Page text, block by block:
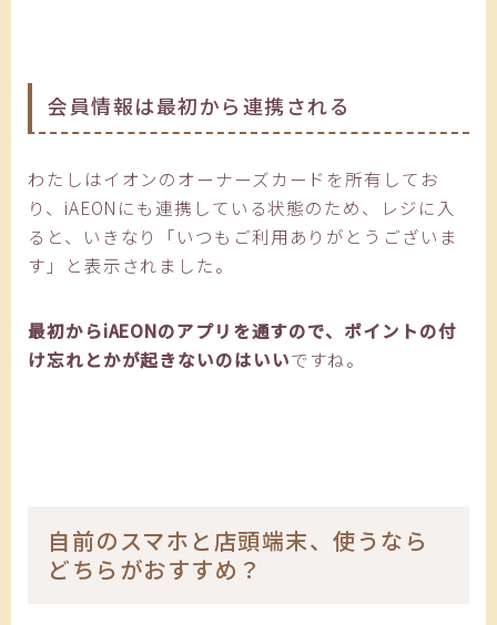
会員情報は最初から連携される
わたしはイオンのオーナーズカードを所有してお
り、iAEONにも連携している状態のため、レジに入
ると、いきなり「いつもご利用ありがとうございま
す」と表示されました。
最初からiAEONのアプリを通すので、ポイントの付
け忘れとかが起きないのはいいですね。
自前のスマホと店頭端末、使うなら
どちらがおすすめ？